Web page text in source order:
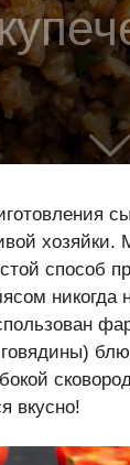
хозяйки.
способ
никогда
вкусно!